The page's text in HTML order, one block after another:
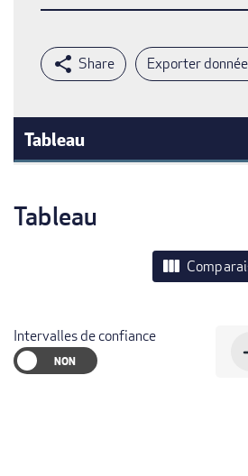
Exporter
Tableau
Tableau
view_column
Intervalles de confiance